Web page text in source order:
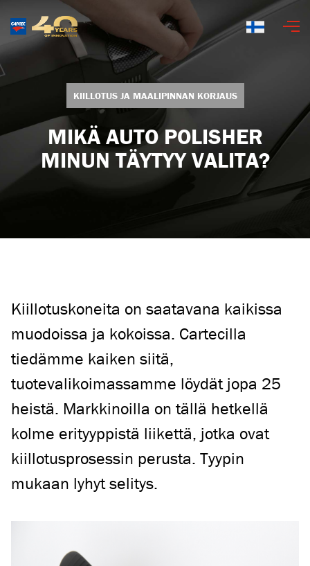
KIILLOTUS JA MAALIPINNAN KORJAUS
MIKÄ AUTO POLISHER
MINUN TÄYTYY VALITA?
Kiillotuskoneita on saatavana kaikissa
muodoissa ja kokoissa. Cartecilla
tiedämme kaiken siitä,
tuotevalikoimassamme löydät jopa 25
heistä. Markkinoilla on tällä hetkellä
kolme erityyppistä liikettä, jotka ovat
kiillotusprosessin perusta. Tyypin
mukaan lyhyt selitys.